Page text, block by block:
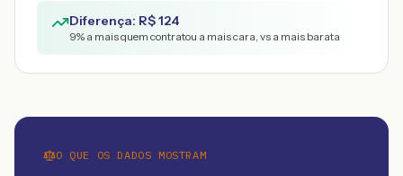
Diferença: R$124
9% a mais quem contratou a mais cara, vs a mais barata
O QUE OS DADOS MOSTRAM